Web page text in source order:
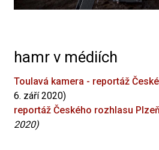
hamr v médiích
Toulavá kamera - reportáž
6. září 2020)
reportáž Českého rozhlasu Plzeň
2020)